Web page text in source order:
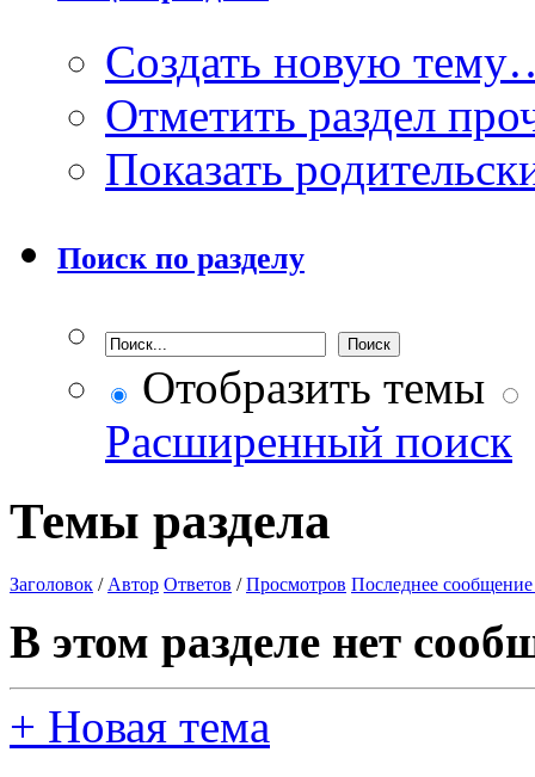
Создать новую
Отметить раздел
Показать
Поиск по разделу
Отобразить темы
Расширенный поиск
Темы раздела
Заголовок / Автор Ответов /Просмотров Последнее сообщение
В этом разделе нет
+ Новая тема